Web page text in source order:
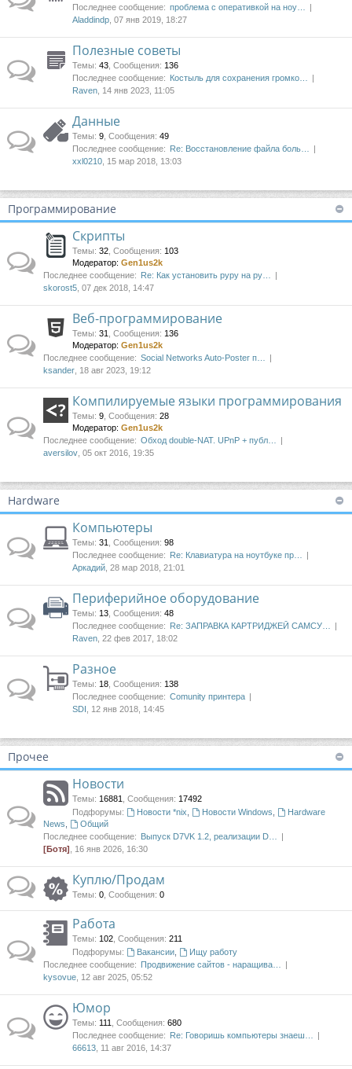
Последнее сообщение: проблема с оперативкой на ноу…
Aladdindp , 07 янв 2019, 18:27
Полезные советы
Темы: 43 Сообщения: 136
Последнее сообщение: Костыль для сохранения громко…
Raven , 14 янв 2023, 11:05
Данные
Темы: 9 Сообщения: 49
Последнее сообщение: Re: Восстановление файла боль…
xxl0210 , 15 мар 2018, 13:03
Программирование
Скрипты
Темы: 32 Сообщения: 103
Модератор: Gen1us2k
Последнее сообщение: Re: Как установить pypy на py…
skorost5 , 07 дек 2018, 14:47
Веб-программирование
Темы: 31 Сообщения: 136
Модератор: Gen1us2k
Последнее сообщение: Social Networks Auto-Poster п…
ksander , 18 авг 2023, 19:12
Компилируемые языки программирования
Темы: 9 Сообщения: 28
Модератор: Gen1us2k
Последнее сообщение: Обход double-NAT. UPnP + публ…
aversilov , 05 окт 2016, 19:35
Hardware
Компьютеры
Темы: 31 Сообщения: 98
Последнее сообщение: Re: Клавиатура на ноутбуке пр…
Аркадий , 28 мар 2018, 21:01
Периферийное оборудование
Темы: 13 Сообщения: 48
Последнее сообщение: Re: ЗАПРАВКА КАРТРИДЖЕЙ САМСУ…
Raven , 22 фев 2017, 18:02
Разное
Темы: 18 Сообщения: 138
Последнее сообщение: Comunity принтера
SDI , 12 янв 2018, 14:45
Прочее
Новости
Темы: 16881 Сообщения: 17492
Подфорумы:
Новости *nix Новости Windows
Hardware
News
Общий
Последнее сообщение: Выпуск D7VK 1.2, реализации D…
[Ботя] , 16 янв 2026, 16:30
Куплю/Продам
Темы: 0 Сообщения: 0
Работа
Темы: 102 Сообщения: 211
Подфорумы:
Вакансии,
Ищу работу
Последнее сообщение: Продвижение сайтов - наращива…
kysovue , 12 авг 2025, 05:52
Юмор
Темы: 111 Сообщения: 680
Последнее сообщение: Re: Говоришь компьютеры знаеш…
66613 , 11 авг 2016, 14:37